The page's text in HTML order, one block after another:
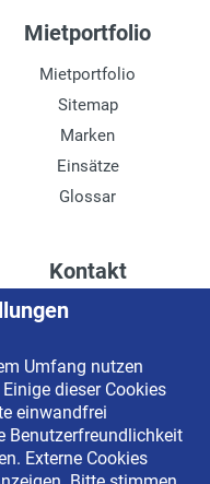
Mietportfolio
Mietportfolio
Sitemap
Marken
Einsätze
Glossar
Kontakt
Kontaktformular
Impressum
Datenschutzerklärung
Newsletter-Anmeldung
Umfang nutzen
dieser Cookies
einwandfrei
Benutzerfreundlichkeit
Externe Cookies